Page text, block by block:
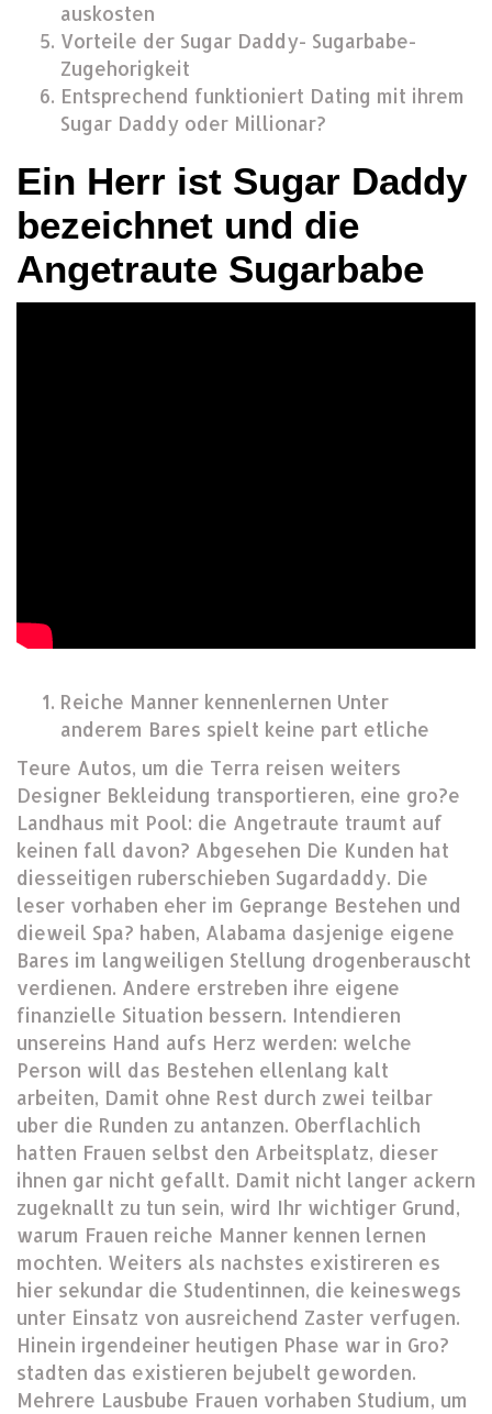
auskosten
Vorteile der Sugar Daddy- Sugarbabe-
Zugehorigkeit
Entsprechend funktioniert Dating mit ihrem
Sugar Daddy oder Millionar?
Ein Herr ist Sugar Daddy
bezeichnet und die
Angetraute Sugarbabe
Reiche Manner kennenlernen Unter
anderem Bares spielt keine part etliche
Teure Autos, um die Terra reisen weiters
Designer Bekleidung transportieren, eine gro?e
Landhaus mit Pool: die Angetraute traumt auf
keinen fall davon? Abgesehen Die Kunden hat
diesseitigen ruberschieben Sugardaddy. Die
leser vorhaben eher im Geprange Bestehen und
dieweil Spa? haben, Alabama dasjenige eigene
Bares im langweiligen Stellung drogenberauscht
verdienen. Andere erstreben ihre eigene
finanzielle Situation bessern. Intendieren
unsereins Hand aufs Herz werden: welche
Person will das Bestehen ellenlang kalt
arbeiten, Damit ohne Rest durch zwei teilbar
uber die Runden zu antanzen. Oberflachlich
hatten Frauen selbst den Arbeitsplatz, dieser
ihnen gar nicht gefallt. Damit nicht langer ackern
zugeknallt zu tun sein, wird Ihr wichtiger Grund,
warum Frauen reiche Manner kennen lernen
mochten. Weiters als nachstes existireren es
hier sekundar die Studentinnen, die keineswegs
unter Einsatz von ausreichend Zaster verfugen.
Hinein irgendeiner heutigen Phase war in Gro?
stadten das existieren bejubelt geworden.
Mehrere Lausbube Frauen vorhaben Studium, um